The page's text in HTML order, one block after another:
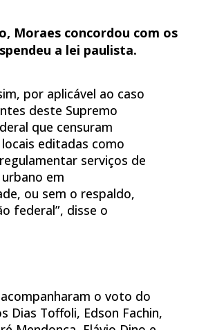
Moraes concordou com os
a lei paulista.
por aplicável ao caso
deste Supremo
que censuram
editadas como
serviços de
em
ou sem o respaldo,
federal”, disse o
o voto do
Dias Toffoli, Edson Fachin,